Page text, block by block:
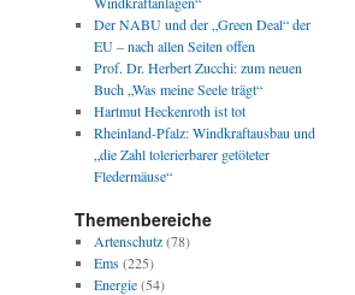
Der NABU und der „Green Deal“ der
EU – nach allen Seiten offen
Prof. Dr. Herbert Zucchi: zum neuen
Buch „Was meine Seele trägt“
Hartmut Heckenroth ist tot
Rheinland-Pfalz: Windkraftausbau und
„die Zahl tolerierbarer getöteter
Fledermäuse“
Themenbereiche
Artenschutz(78)
Ems(225)
Energie(54)